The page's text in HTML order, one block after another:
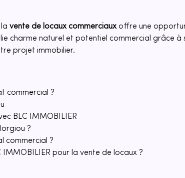
la vente de locaux commerciaux offre une
charme naturel et potentiel commercial grâce
projet immobilier.
commercial ?
BLC IMMOBILIER
?
commercial ?
pour la vente de locaux ?